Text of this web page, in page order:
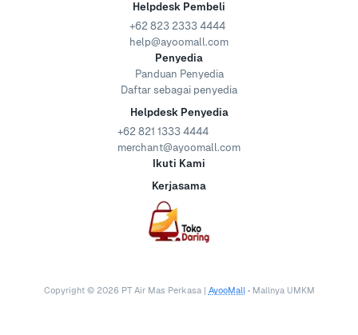
Helpdesk Pembeli
+62 823 2333 4444
help@ayoomall.com
Penyedia
Panduan Penyedia
Daftar sebagai penyedia
Helpdesk Penyedia
+62 821 1333 4444
merchant@ayoomall.com
Ikuti Kami
Kerjasama
Copyright © 2026 PT Air Mas Perkasa | AyooMall • Mallnya UMKM